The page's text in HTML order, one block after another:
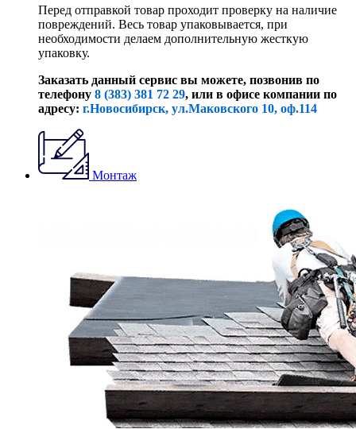
Перед отправкой товар проходит проверку на наличие
повреждений. Весь товар упаковывается, при
необходимости делаем дополнительную жесткую
упаковку.
Заказать данный сервис вы можете, позвонив по
телефону 8 (383) 381 72 29, или в офисе компании по
адресу: г.Новосибирск, ул.Маковского 10, оф.114
Монтаж